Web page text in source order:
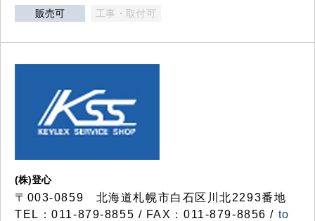
販売可 工事・取付可
(株)登心
〒003-0859 北海道札幌市白石区川北2293番地
TEL：011-879-8855 / FAX：011-879-8856 / to